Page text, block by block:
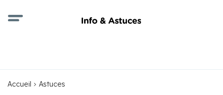
Accueil Astuces